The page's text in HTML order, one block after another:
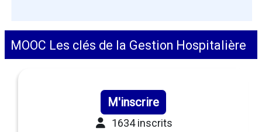
MOOC Les clés de la Gestion Hospitalière
M'inscrire
1634 inscrits